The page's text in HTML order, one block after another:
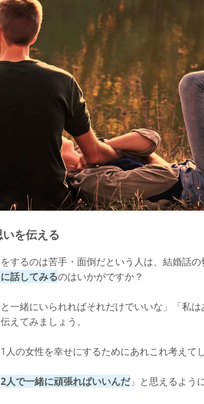
を伝える
するのは苦手・面倒だという人は、結婚話
話してみるのはいかがですか？
と一緒にいられればそれだけでいいな」「私
えてみましょう。
の女性を幸せにするためにあれこれ考えて
2人で一緒に頑張ればいいんだ」と思えるよう